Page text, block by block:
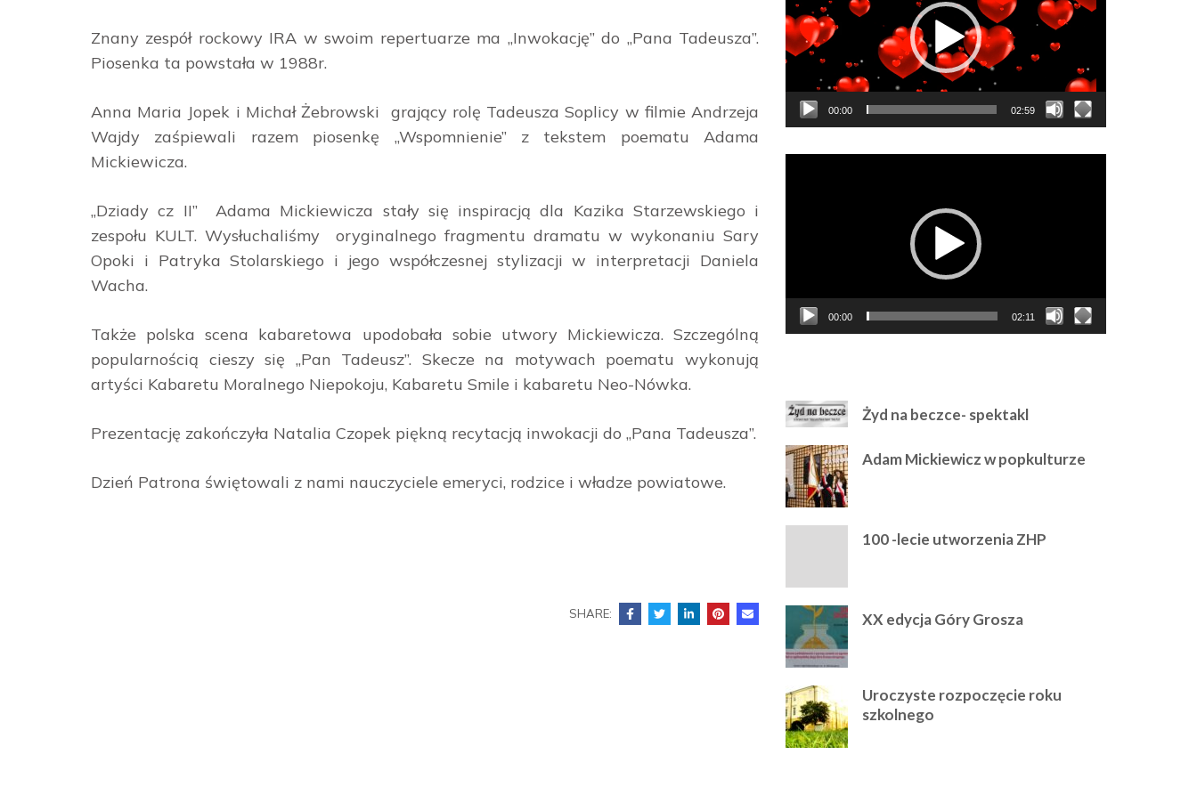
Znany zespół rockowy IRA w swoim repertuarze ma „Inwokację” do „Pana Tadeusza”.
Piosenka ta powstała w 1988r.
Anna Maria Jopek i Michał Żebrowski grający rolę Tadeusza Soplicy w filmie Andrzeja
Wajdy zaśpiewali razem piosenkę „Wspomnienie” z tekstem poematu Adama
Mickiewicza.
„Dziady cz II” Adama Mickiewicza stały się inspiracją dla Kazika Starzewskiego i
zespołu KULT. Wysłuchaliśmy oryginalnego fragmentu dramatu w wykonaniu Sary
Opoki i Patryka Stolarskiego i jego współczesnej stylizacji w interpretacji Daniela
Wacha.
Także polska scena kabaretowa upodobała sobie utwory Mickiewicza. Szczególną
popularnością cieszy się „Pan Tadeusz”. Skecze na motywach poematu wykonują
artyści Kabaretu Moralnego Niepokoju, Kabaretu Smile i kabaretu Neo-Nówka.
Prezentację zakończyła Natalia Czopek piękną recytacją inwokacji do „Pana Tadeusza”.
Dzień Patrona świętowali z nami nauczyciele emeryci, rodzice i władze powiatowe.
SHARE:
00:00 02:59
00:00 02:11
Żyd na beczce- spektakl
Adam Mickiewicz w popkulturze
100 -lecie utworzenia ZHP
XX edycja Góry Grosza
Uroczyste rozpoczęcie roku
szkolnego